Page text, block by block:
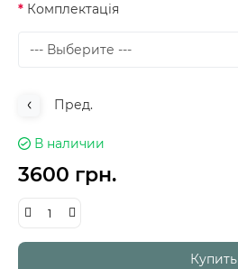
Комплектація
Пред.
В наличии
3600 грн.
Купить